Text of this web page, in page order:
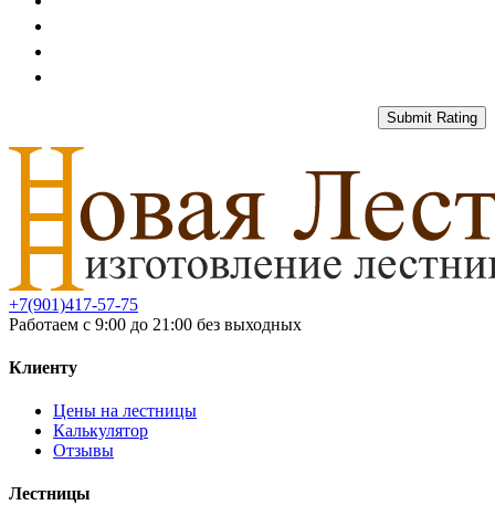
Submit Rating
+7(901)417-57-75
Работаем с 9:00 до 21:00 без выходных
Клиенту
Цены на лестницы
Калькулятор
Отзывы
Лестницы